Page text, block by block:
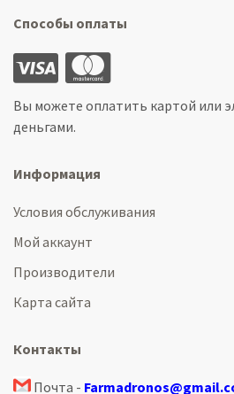
Способы оплаты
Вы можете оплатить картой или
деньгами.
Информация
Условия обслуживания
Мой аккаунт
Производители
Карта сайта
Контакты
Почта -